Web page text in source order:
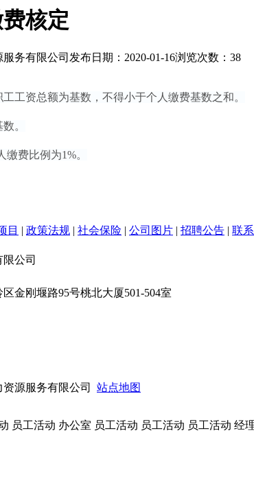
核定
务有限公司 发布日期：2020-01-16浏览次数：38
工资总额为基数，不得小于个人缴费基数之和。
。
费比例为1%。
目 | 政策法规 | 社会保险 | 公司图片 | 招聘公告 | 联
限公司
金刚堰路95号桃北大厦501-504室
源服务有限公司 站点地图
员工活动 办公室 员工活动 员工活动 员工活动 经